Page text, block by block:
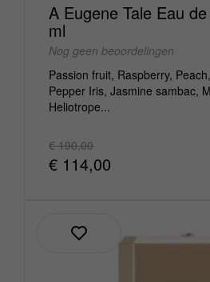
A Eugene Tale Eau
ml
Nog geen beoordelingen
Passion fruit, Raspberry,
Pepper Iris, Jasmine sambac,
Heliotrope...
€ 190,00
€ 114,00